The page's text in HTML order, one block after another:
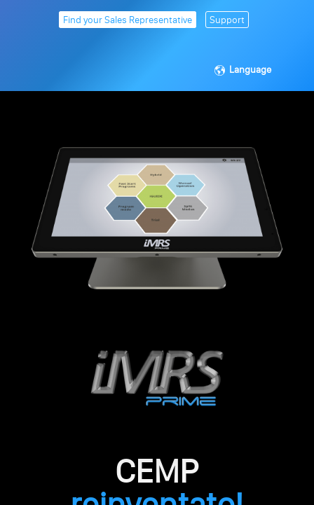
Find your Sales Representative Support
Language
CEMP